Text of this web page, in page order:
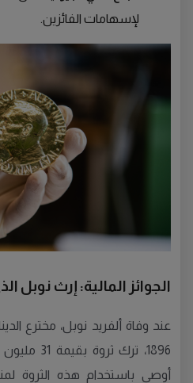
لإسهامات الفائزين.
الجوائز المالية: إرث نوبل
عند وفاة ألفريد نوبل، مخترع
1896، ترك
أوصى باستخدام هذه الثروة